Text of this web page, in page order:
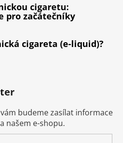
cigaretu:
pro začátečníky
cigareta (e-liquid)?
budeme zasílat informace
našem e-shopu.